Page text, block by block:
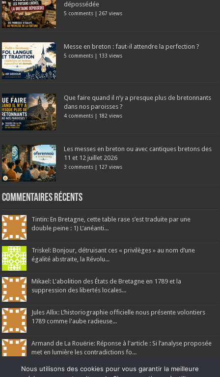
dépossédée
5 comments | 267 views
Messe en breton : faut-il attendre la perfection ?
5 comments | 133 views
Que faire quand il n’y a presque plus de bretonnants
dans nos paroisses ?
4 comments | 182 views
Les messes en breton ou avec cantiques bretons des
11 et 12 juillet 2026
3 comments | 127 views
Commentaires récents
Tintin: En Bretagne, cette table rase s’est traduite par une
double peine : 1) L’anéanti...
Triskel: Bonjour, détruisant ces « privilèges » au nom d’une
égalité abstraite, la Révolu...
Mikael: L'abolition des États de Bretagne en 1789 et la
suppression des libertés locales...
Jules Allix: L’historiographie officielle nous présente volontiers
1789 comme l'aube radieuse...
Armand de La Rouërie: Réponse à l'article : Si l’analyse proposée
met en lumière les contradictions fo...
Nous utilisons des cookies pour vous garantir la meilleure